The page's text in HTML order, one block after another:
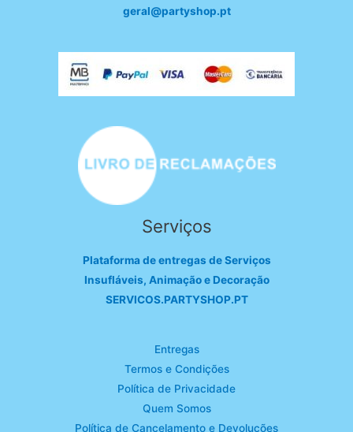
geral@partyshop.pt
Serviços
Plataforma de entregas de Serviços
Insufláveis, Animação e Decoração
SERVICOS.PARTYSHOP.PT
Entregas
Termos e Condições
Política de Privacidade
Quem Somos
Política de Cancelamento e Devoluções